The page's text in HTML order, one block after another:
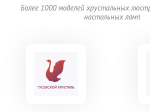
Более 1000 моделей хрустальных
настольных ламп